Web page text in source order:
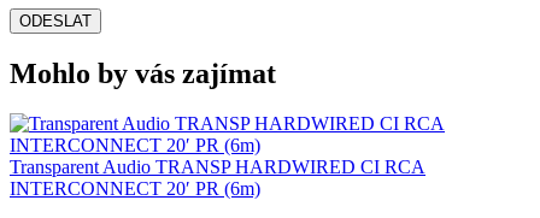
Mohlo by vás zajímat
Transparent Audio TRANSP HARDWIRED CI RCA
INTERCONNECT 20′ PR (6m)